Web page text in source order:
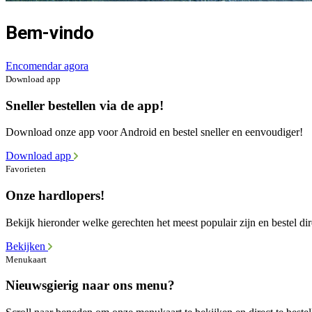
Bem-vindo
Encomendar agora
Download app
Sneller bestellen via de app!
Download onze app voor Android en bestel sneller en eenvoudiger!
Download app
Favorieten
Onze hardlopers!
Bekijk hieronder welke gerechten het meest populair zijn en bestel
Bekijken
Menukaart
Nieuwsgierig naar ons menu?